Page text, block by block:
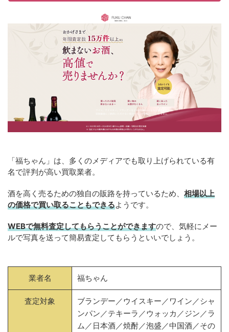
「福ちゃん」は、多くのメディアでも取り上げられている有
名で評判が高い買取業者。
酒を高く売るための独自の販路を持っているため、 相場以上
の価格で買い取ることもできるようです。
WEBで無料査定してもらうことができますので、気軽にメー
ルで写真を送って簡易査定してもらうといいでしょう。
業者名 福ちゃん
査定対象
ブランデー／ウイスキー／ワイン／シャ
ンパン／テキーラ／ウォッカ／ジン／ラ
ム／日本酒／焼酎／泡盛／中国酒／その